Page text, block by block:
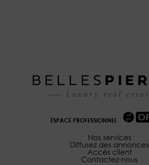
ESPACE PROFESSIONNEL
Nos services
Diffusez des annonces
Accès client
Contactez-nous